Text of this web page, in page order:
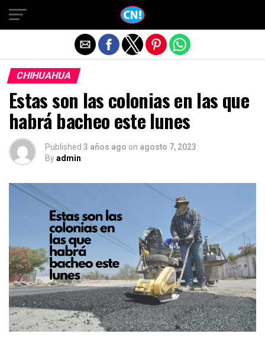
CHIHUAHUA
Estas son las colonias en las que
habrá bacheo este lunes
Published 3 años ago on agosto 7, 2023
Byadmin
Salir de la versión móvil